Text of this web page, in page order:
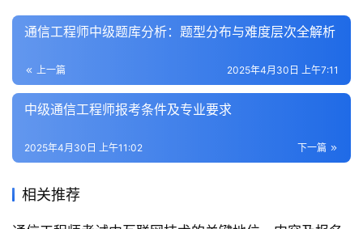
通信工程师中级题库分析：题型分布与难度层次全解析
上一篇 2025年4月30日 上午7:11
中级通信工程师报考条件及专业要求
下一篇
2025年4月30日 上午11:02
相关推荐